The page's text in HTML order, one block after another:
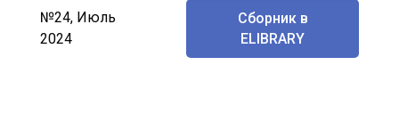
№24, Июль
2024
Сборник в
ELIBRARY